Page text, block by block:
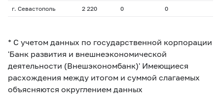
г. Севастополь 2 220 0 0
* С учетом данных по государственной корпорации
'Банк развития и внешнеэкономической
деятельности (Внешэкономбанк)' Имеющиеся
расхождения между итогом и суммой слагаемых
объясняются округлением данных